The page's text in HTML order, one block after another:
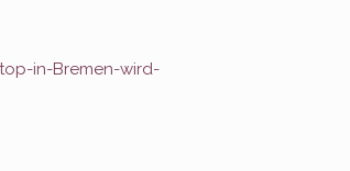
in-Bremen-wird-